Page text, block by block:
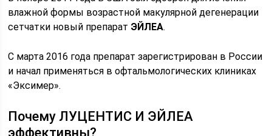
влажной формы возрастной макулярной дегенерации
сетчатки новый препарат ЭЙЛЕА.
С марта 2016 года препарат зарегистрирован в России
и начал применяться в офтальмологических клиниках
«Эксимер».
Почему ЛУЦЕНТИС И ЭЙЛЕА
эффективны?